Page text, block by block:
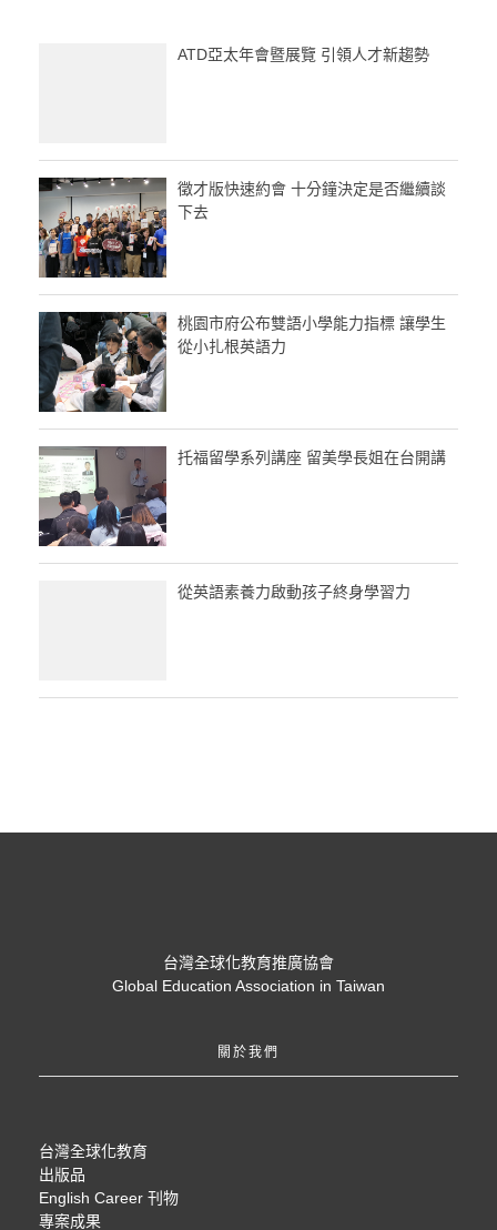
ATD亞太年會暨展覽 引領人才新趨勢
徵才版快速約會 十分鐘決定是否繼續談
下去
桃園市府公布雙語小學能力指標 讓學生
從小扎根英語力
托福留學系列講座 留美學長姐在台開講
從英語素養力啟動孩子終身學習力
台灣全球化教育推廣協會
Global Education Association in Taiwan
關於我們
台灣全球化教育
出版品
English Career 刊物
專案成果